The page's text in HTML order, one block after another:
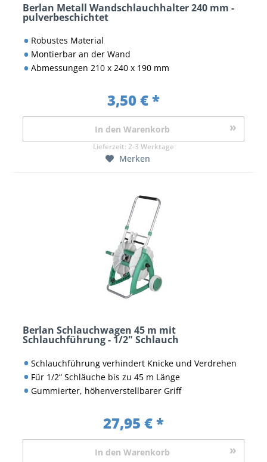
Berlan Metall Wandschlauchhalter 240 mm -
pulverbeschichtet
Robustes Material
Montierbar an der Wand
Abmessungen 210 x 240 x 190 mm
3,50 € *
In den Warenkorb
Lieferzeit: 2-3 Werktage
Merken
Berlan Schlauchwagen 45 m mit
Schlauchführung - 1/2" Schlauch
Schlauchführung verhindert Knicke und Verdrehen
Für 1/2“ Schläuche bis zu 45 m Länge
Gummierter, höhenverstellbarer Griff
27,95 € *
In den Warenkorb